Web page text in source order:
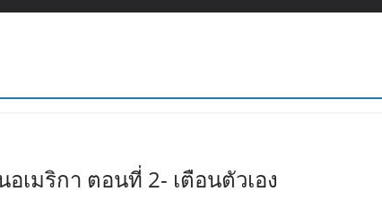
เมริกา ตอนที่ 2- เตือนตัวเอง